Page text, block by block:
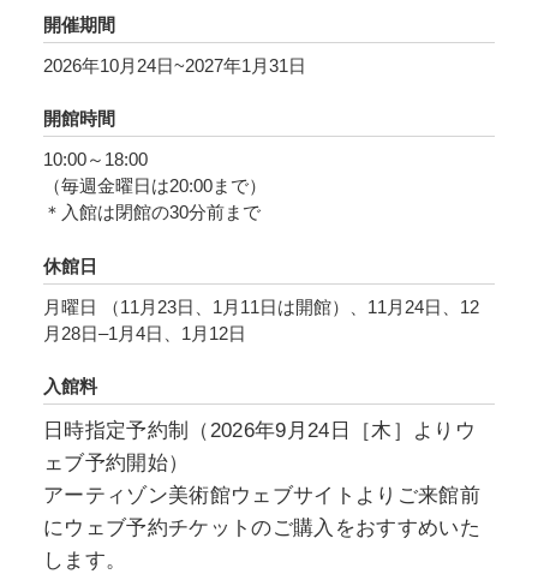
『国家』第7巻に登場する「洞窟の比喩」の中心
的なテーマ「光＝真理」です。その光が何を照
らしているのかではなく、「その光を誰が照ら
しているのか」という視点へと問いを反転さ
せ、真理の構造そのものを批評的に問い直しま
す。この問いかけに応答するように、古代から
中世、近代、そして戦後にいたるまでの時間軸
含めた藤井の作品十数点を展示します。
開催期間
2026年10月24日~2027年1月31日
開館時間
10:00～18:00
（毎週金曜日は20:00まで）
＊入館は閉館の30分前まで
休館日
月曜日 （11月23日、1月11日は開館）、11月24日、12
月28日–1月4日、1月12日
入館料
日時指定予約制（2026年9月24日［木］よりウ
ェブ予約開始）
アーティゾン美術館ウェブサイトよりご来館前
にウェブ予約チケットのご購入をおすすめいた
します。